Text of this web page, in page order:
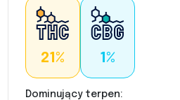
21% 1%
Dominujący terpen: